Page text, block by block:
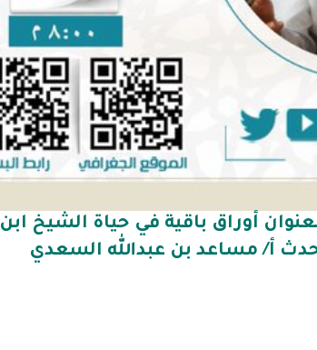
أوراق باقية في حياة الشيخ ابن
أ/ مساعد بن عبدالله السعدي